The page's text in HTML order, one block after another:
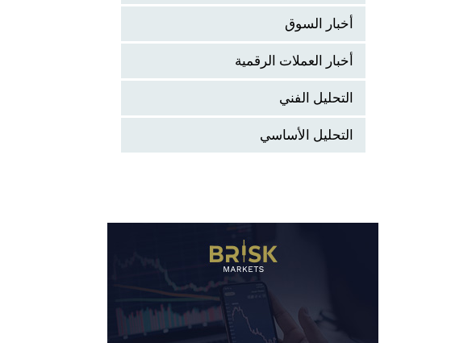
أخبار السوق
أخبار العملات الرقمية
التحليل الفني
التحليل الأساسي